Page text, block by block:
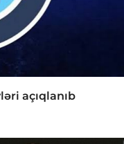
açıqlanıb